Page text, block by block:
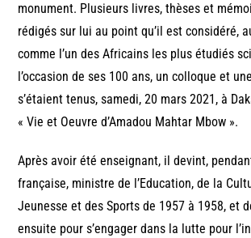
monument. Plusieurs livres, thèses et
rédigés sur lui au point qu’il est considéré,
comme l’un des Africains les plus étudiés
l’occasion de ses 100 ans, un colloque et
s’étaient tenus, samedi, 20 mars 2021, à
« Vie et Oeuvre d’Amadou Mahtar Mbow ».
Après avoir été enseignant, il devint,
française, ministre de l’Education, de la
Jeunesse et des Sports de 1957 à 1958, et
ensuite pour s’engager dans la lutte pour